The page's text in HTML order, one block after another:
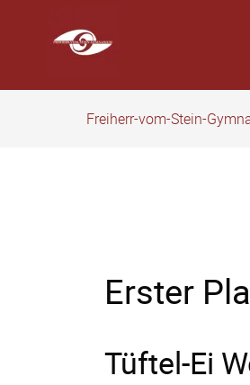
überspringen
Freiherr-vom-Stein-
Erster
Tüftel-Ei